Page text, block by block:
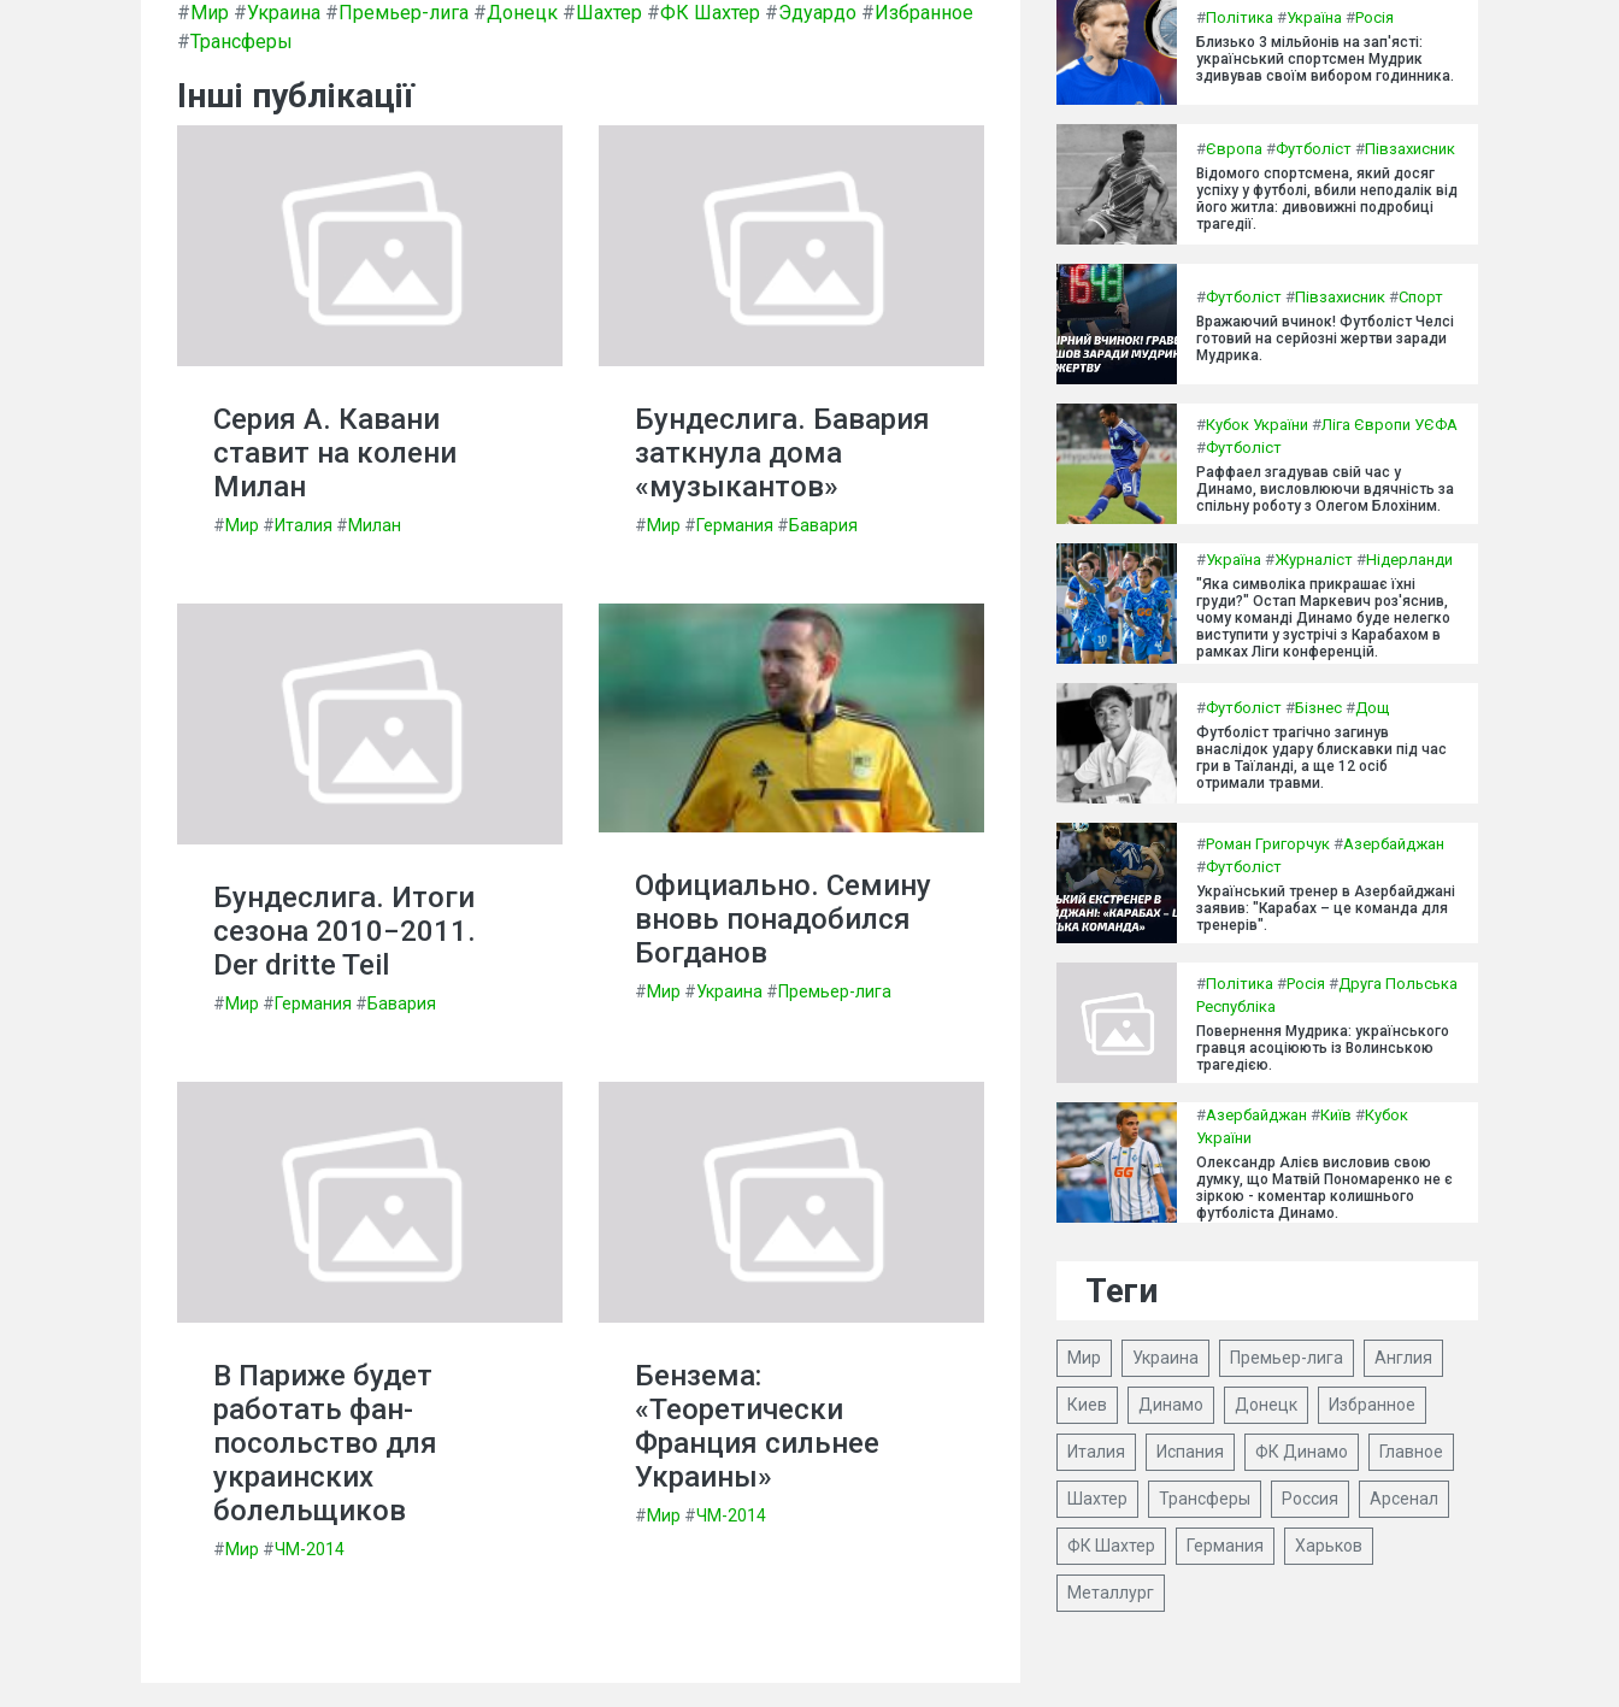
#Мир #Украина #Премьер-лига #Донецк #Шахтер #ФК Шахтер #Эдуардо #Избранное
#Трансферы
Інші публікації
Серия А. Кавани
ставит на колени
Милан
#Мир #Италия #Милан
Бундеслига. Бавария
заткнула дома
«музыкантов»
#Мир #Германия #Бавария
Бундеслига. Итоги
сезона 2010−2011.
Der dritte Teil
#Мир #Германия #Бавария
Официально. Семину
вновь понадобился
Богданов
#Мир #Украина #Премьер-лига
В Париже будет
работать фан-
посольство для
украинских
болельщиков
#Мир #ЧМ-2014
Бензема:
«Теоретически
Франция сильнее
Украины»
#Мир #ЧМ-2014
#Політика #Україна #Росія
Близько 3 мільйонів на зап'ясті:
український спортсмен Мудрик
здивував своїм вибором годинника.
#Європа #Футболіст #Півзахисник
Відомого спортсмена, який досяг
успіху у футболі, вбили неподалік від
його житла: дивовижні подробиці
трагедії.
#Футболіст #Півзахисник #Спорт
Вражаючий вчинок! Футболіст Челсі
готовий на серйозні жертви заради
Мудрика.
#Кубок України #Ліга Європи УЄФА
#Футболіст
Раффаел згадував свій час у
Динамо, висловлюючи вдячність за
спільну роботу з Олегом Блохіним.
#Україна #Журналіст #Нідерланди
"Яка символіка прикрашає їхні
груди?" Остап Маркевич роз'яснив,
чому команді Динамо буде нелегко
виступити у зустрічі з Карабахом в
рамках Ліги конференцій.
#Футболіст #Бізнес #Дощ
Футболіст трагічно загинув
внаслідок удару блискавки під час
гри в Таїланді, а ще 12 осіб
отримали травми.
#Роман Григорчук #Азербайджан
#Футболіст
Український тренер в Азербайджані
заявив: "Карабах – це команда для
тренерів".
#Політика #Росія #Друга Польська
Республіка
Повернення Мудрика: українського
гравця асоціюють із Волинською
трагедією.
#Азербайджан #Київ #Кубок
України
Олександр Алієв висловив свою
думку, що Матвій Пономаренко не є
зіркою - коментар колишнього
футболіста Динамо.
Теги
Мир Украина Премьер-лига Англия
Киев Динамо Донецк Избранное
Италия Испания ФК Динамо Главное
Шахтер Трансферы Россия Арсенал
ФК Шахтер Германия Харьков
Металлург